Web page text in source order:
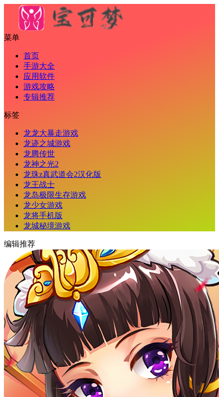
菜单
首页
手游大全
应用软件
游戏攻略
专辑推荐
标签
龙龙大暴走游戏
龙迹之城游戏
龙腾传世
龙神之光2
龙珠z真武道会2汉化版
龙王战士
龙岛极限生存游戏
龙少女游戏
龙将手机版
龙城秘境游戏
编辑推荐